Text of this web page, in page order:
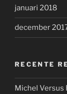
januari 2018
december
RECENTE
Michel Versus